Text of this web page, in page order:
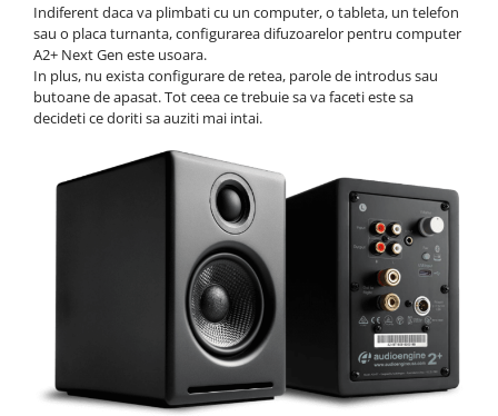
Indiferent daca va plimbati cu un computer, o tableta, un telefon
sau o placa turnanta, configurarea difuzoarelor pentru computer
A2+ Next Gen este usoara.
In plus, nu exista configurare de retea, parole de introdus sau
butoane de apasat. Tot ceea ce trebuie sa va faceti este sa
decideti ce doriti sa auziti mai intai.